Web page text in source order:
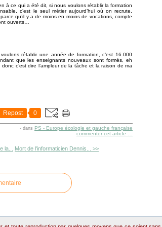
à ce qui a été dit, si nous voulons rétablir la formation
c’est le seul métier aujourd’hui où on recrute,
qu’il y a de moins en moins de vocations, compte
ouverts…
rétablir une année de formation, c’est 16.000
que les enseignants nouveaux sont formés, eh
c’est dire l’ampleur de la tâche et la raison de ma
Repost 0
- dans PS - Europe écologie et gauche française
commenter cet article
la... Mort de l'informaticien Dennis... >>